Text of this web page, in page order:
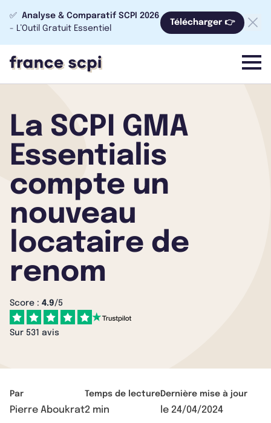
✅ Analyse & Comparatif SCPI 2026
- L’Outil Gratuit Essentiel
Télécharger 👉
menu
La SCPI GMA
Essentialis
compte un
nouveau
locataire de
renom
Score : 4.9/5
Sur 531 avis
Par
Pierre Aboukrat
Temps de lecture
2 min
Dernière mise à jour
le 24/04/2024